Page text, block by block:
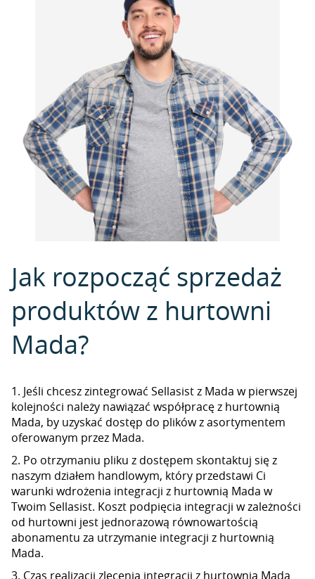
Jak rozpocząć sprzedaż
produktów z hurtowni
Mada?
1. Jeśli chcesz zintegrować Sellasist z Mada w pierwszej
kolejności należy nawiązać współpracę z hurtownią
Mada, by uzyskać dostęp do plików z asortymentem
oferowanym przez Mada.
2. Po otrzymaniu pliku z dostępem skontaktuj się z
naszym działem handlowym, który przedstawi Ci
warunki wdrożenia integracji z hurtownią Mada w
Twoim Sellasist. Koszt podpięcia integracji w zależności
od hurtowni jest jednorazową równowartością
abonamentu za utrzymanie integracji z hurtownią
Mada.
3. Czas realizacji zlecenia integracji z hurtownią Mada